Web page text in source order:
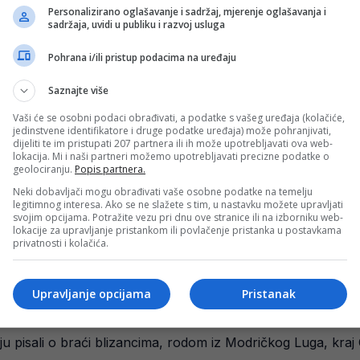
Igor Janković je morao uputiti naknadni poziv za
BiH: “S ponosom sam nosio državni dres..”
Stevanović, fudbaler švicarskog Servettea, objavio
želi igrati za Srbiju
će Samed Baždar igrati za Bosnu i Hercegovinu, mladi
u reprezentaciju BiH
pisali o braći blizancima, rodom iz Modričkog Luga,
Personalizirano oglašavanje i sadržaj, mjerenje oglašavanja i
sadržaja, uvidi u publiku i razvoj usluga
Pohrana i/ili pristup podacima na uređaju
Saznajte više
Vaši će se osobni podaci obrađivati, a podatke s vašeg uređaja (kolačiće,
jedinstvene identifikatore i druge podatke uređaja) može pohranjivati,
dijeliti te im pristupati 207 partnera ili ih može upotrebljavati ova web-
lokacija. Mi i naši partneri možemo upotrebljavati precizne podatke o
geolociranju. Popis partnera.
Neki dobavljači mogu obrađivati vaše osobne podatke na temelju
legitimnog interesa. Ako se ne slažete s tim, u nastavku možete upravljati
svojim opcijama. Potražite vezu pri dnu ove stranice ili na izborniku web-
lokacije za upravljanje pristankom ili povlačenje pristanka u postavkama
privatnosti i kolačića.
Pristanak
Upravljanje opcijama